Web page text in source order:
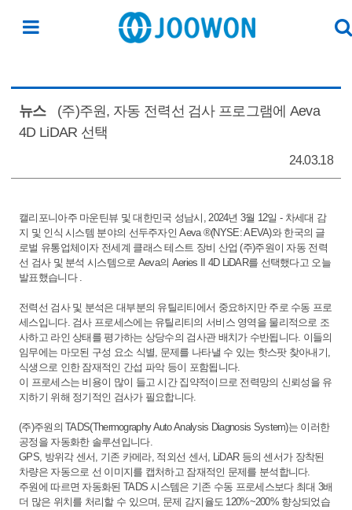
뉴스
(주)주원, 자동 전력선 검사 프로그램에 Aeva
4D LiDAR 선택
24.03.18
본문
캘리포니아주 마운틴뷰 및 대한민국 성남시, 2024년 3월 12일 - 차세대 감
지 및 인식 시스템 분야의 선두주자인 Aeva ®(NYSE: AEVA)와 한국의 글
로벌 유통업체이자 전세계 클래스 테스트 장비 산업 (주)주원이 자동 전력
선 검사 및 분석 시스템으로 Aeva의 Aeries II 4D LiDAR를 선택했다고 오늘
발표했습니다 .
전력선 검사 및 분석은 대부분의 유틸리티에서 중요하지만 주로 수동 프로
세스입니다. 검사 프로세스에는 유틸리티의 서비스 영역을 물리적으로 조
사하고 라인 상태를 평가하는 상당수의 검사관 배치가 수반됩니다. 이들의
임무에는 마모된 구성 요소 식별, 문제를 나타낼 수 있는 핫스팟 찾아내기,
식생으로 인한 잠재적인 간섭 파악 등이 포함됩니다.
이 프로세스는 비용이 많이 들고 시간 집약적이므로 전력망의 신뢰성을 유
지하기 위해 정기적인 검사가 필요합니다.
(주)주원의 TADS(Thermography Auto Analysis Diagnosis System)는 이러한
공정을 자동화한 솔루션입니다.
GPS, 방위각 센서, 기존 카메라, 적외선 센서, LiDAR 등의 센서가 장착된
차량은 자동으로 선 이미지를 캡처하고 잠재적인 문제를 분석합니다.
주원에 따르면 자동화된 TADS 시스템은 기존 수동 프로세스보다 최대 3배
더 많은 위치를 처리할 수 있으며, 문제 감지율도 120%~200% 향상되었습